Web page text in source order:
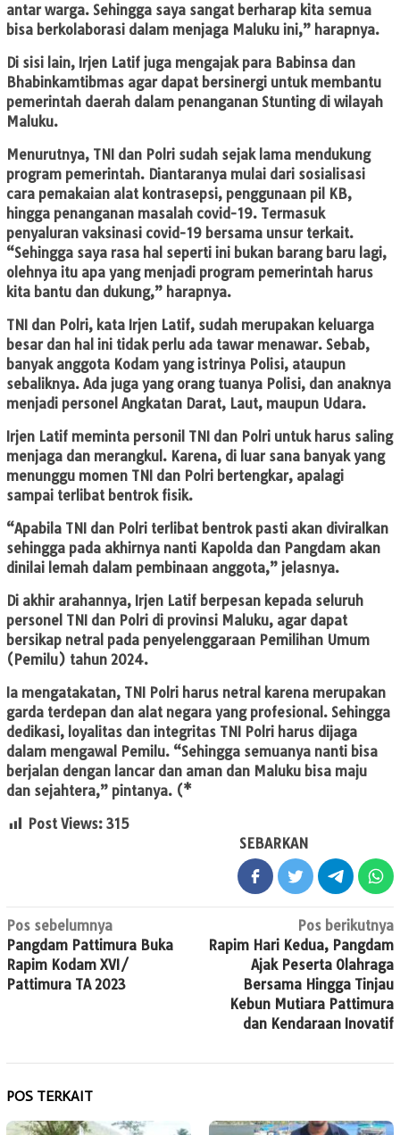
antar warga. Sehingga saya sangat berharap kita semua
bisa berkolaborasi dalam menjaga Maluku ini,” harapnya.
Di sisi lain, Irjen Latif juga mengajak para Babinsa dan
Bhabinkamtibmas agar dapat bersinergi untuk membantu
pemerintah daerah dalam penanganan Stunting di wilayah
Maluku.
Menurutnya, TNI dan Polri sudah sejak lama mendukung
program pemerintah. Diantaranya mulai dari sosialisasi
cara pemakaian alat kontrasepsi, penggunaan pil KB,
hingga penanganan masalah covid-19. Termasuk
penyaluran vaksinasi covid-19 bersama unsur terkait.
“Sehingga saya rasa hal seperti ini bukan barang baru lagi,
olehnya itu apa yang menjadi program pemerintah harus
kita bantu dan dukung,” harapnya.
TNI dan Polri, kata Irjen Latif, sudah merupakan keluarga
besar dan hal ini tidak perlu ada tawar menawar. Sebab,
banyak anggota Kodam yang istrinya Polisi, ataupun
sebaliknya. Ada juga yang orang tuanya Polisi, dan anaknya
menjadi personel Angkatan Darat, Laut, maupun Udara.
Irjen Latif meminta personil TNI dan Polri untuk harus saling
menjaga dan merangkul. Karena, di luar sana banyak yang
menunggu momen TNI dan Polri bertengkar, apalagi
sampai terlibat bentrok fisik.
“Apabila TNI dan Polri terlibat bentrok pasti akan diviralkan
sehingga pada akhirnya nanti Kapolda dan Pangdam akan
dinilai lemah dalam pembinaan anggota,” jelasnya.
Di akhir arahannya, Irjen Latif berpesan kepada seluruh
personel TNI dan Polri di provinsi Maluku, agar dapat
bersikap netral pada penyelenggaraan Pemilihan Umum
(Pemilu) tahun 2024.
Ia mengatakatan, TNI Polri harus netral karena merupakan
garda terdepan dan alat negara yang profesional. Sehingga
dedikasi, loyalitas dan integritas TNI Polri harus dijaga
dalam mengawal Pemilu. “Sehingga semuanya nanti bisa
berjalan dengan lancar dan aman dan Maluku bisa maju
dan sejahtera,” pintanya. (*
Post Views: 315
SEBARKAN
Navigasi
pos
Pos sebelumnya
Pangdam Pattimura Buka
Rapim Kodam XVI/
Pattimura TA 2023
Pos berikutnya
Rapim Hari Kedua, Pangdam
Ajak Peserta Olahraga
Bersama Hingga Tinjau
Kebun Mutiara Pattimura
dan Kendaraan Inovatif
POS TERKAIT